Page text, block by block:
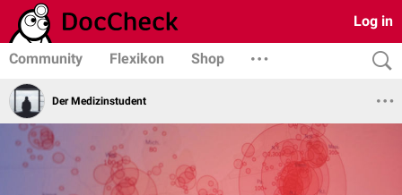
Log in
Community Flexikon Shop
Der Medizinstudent